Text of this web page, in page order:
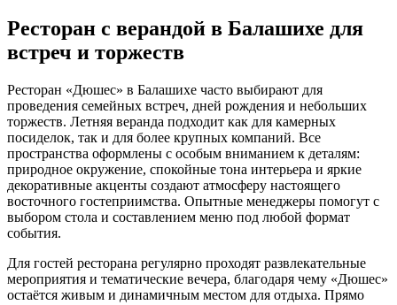
Ресторан с верандой в Балашихе для
встреч и торжеств
Ресторан «Дюшес» в Балашихе часто выбирают для
проведения семейных встреч, дней рождения и небольших
торжеств. Летняя веранда подходит как для камерных
посиделок, так и для более крупных компаний. Все
пространства оформлены с особым вниманием к деталям:
природное окружение, спокойные тона интерьера и яркие
декоративные акценты создают атмосферу настоящего
восточного гостеприимства. Опытные менеджеры помогут с
выбором стола и составлением меню под любой формат
события.
Для гостей ресторана регулярно проходят развлекательные
мероприятия и тематические вечера, благодаря чему «Дюшес»
остаётся живым и динамичным местом для отдыха. Прямо